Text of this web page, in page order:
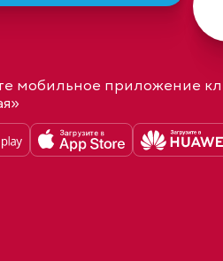
мобильное приложение